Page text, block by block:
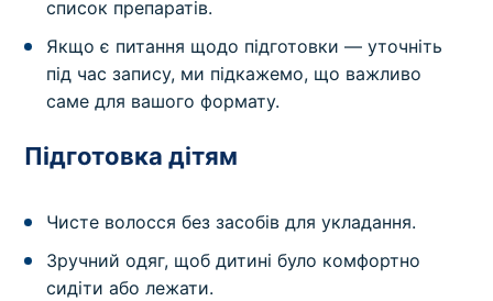
список препаратів.
Якщо є питання щодо підготовки — уточніть
під час запису, ми підкажемо, що важливо
саме для вашого формату.
Підготовка дітям
Чисте волосся без засобів для укладання.
Зручний одяг, щоб дитині було комфортно
сидіти або лежати.